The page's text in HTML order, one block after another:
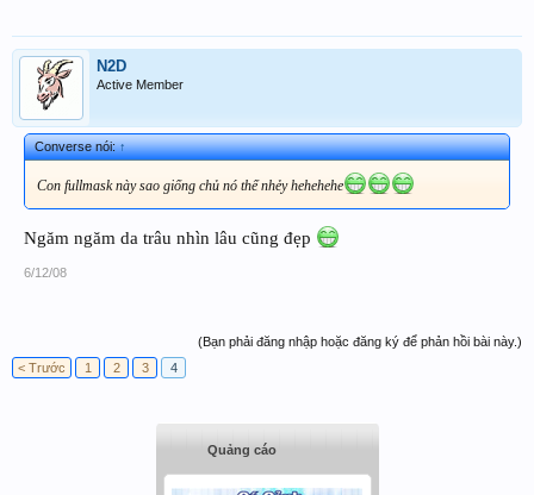
N2D
Active Member
Converse nói:↑
Con fullmask này sao giống chủ nó thế nhẻy hehehehe
Ngăm ngăm da trâu nhìn lâu cũng đẹp
6/12/08
(Bạn phải đăng nhập hoặc đăng ký để phản hồi bài này.)
< Trước
1 2 3 4
Quảng cáo